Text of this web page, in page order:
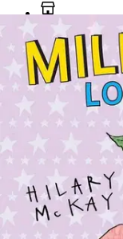
Tarkista
Tuotekuvaus